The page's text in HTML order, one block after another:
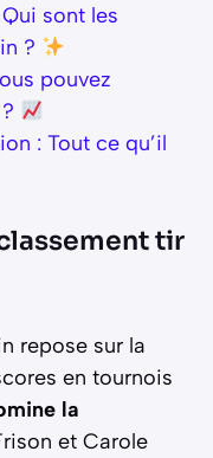
sont les
?
pouvez
: Tout ce qu’il
tir
repose sur la
en tournois
la
et Carole